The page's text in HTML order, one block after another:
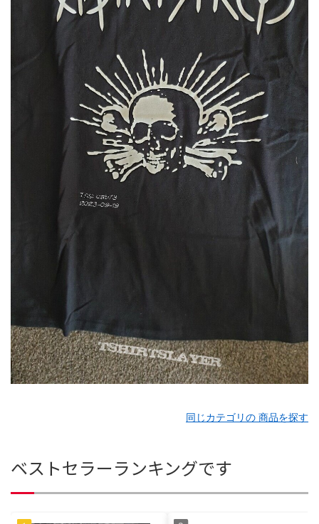
同じカテゴリの 商品を探す
ベストセラーランキングです